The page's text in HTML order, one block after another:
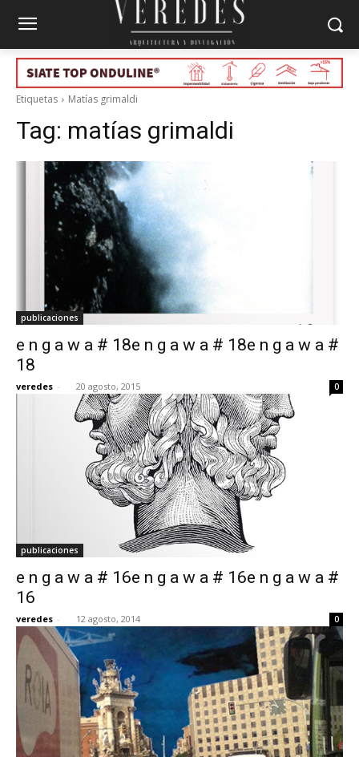
Etiquetas Matías grimaldi
Tag: matías grimaldi
publicaciones
e n g a w a # 18e n g a w a # 18e n g a w a #
18
veredes - 20 agosto, 2015 0
publicaciones
e n g a w a # 16e n g a w a # 16e n g a w a #
16
veredes - 12 agosto, 2014 0